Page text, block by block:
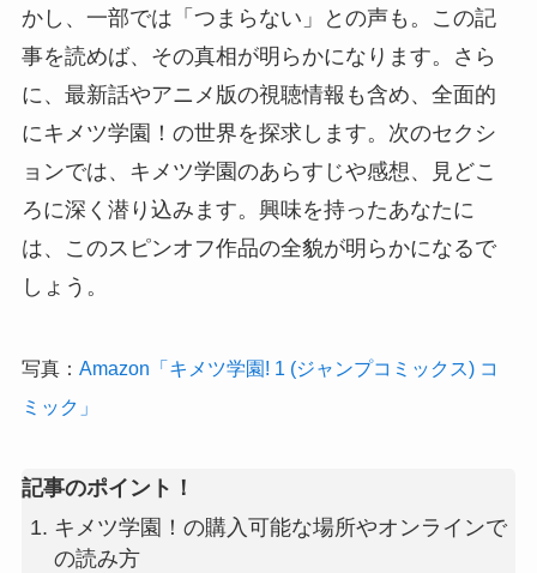
かし、一部では「つまらない」との声も。この記
事を読めば、その真相が明らかになります。さら
に、最新話やアニメ版の視聴情報も含め、全面的
にキメツ学園！の世界を探求します。次のセクシ
ョンでは、キメツ学園のあらすじや感想、見どこ
ろに深く潜り込みます。興味を持ったあなたに
は、このスピンオフ作品の全貌が明らかになるで
しょう。
写真： Amazon「キメツ学園! 1 (ジャンプコミックス) コ
ミック」
記事のポイント！
キメツ学園！の購入可能な場所やオンラインで
の読み方